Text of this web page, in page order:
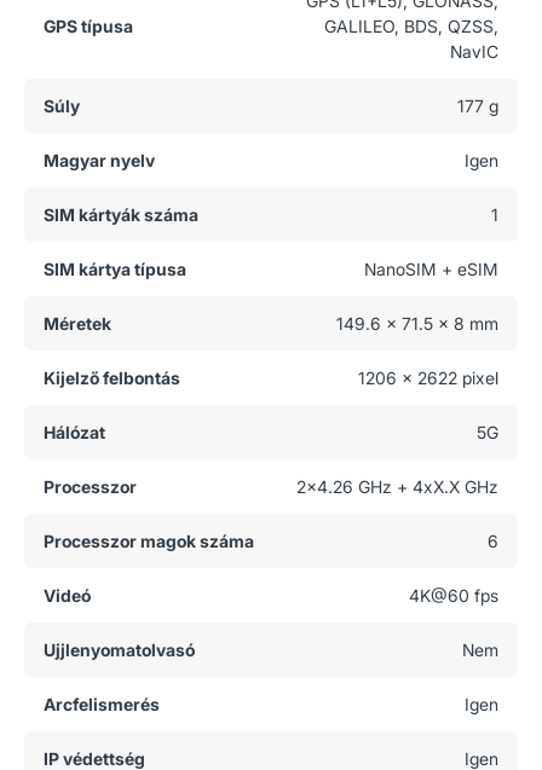
GPS típusa
GALILEO, BDS, QZSS,
NavIC
Súly 177 g
Magyar nyelv Igen
SIM kártyák száma 1
SIM kártya típusa NanoSIM + eSIM
Méretek 149.6 x 71.5 x 8 mm
Kijelző felbontás 1206 x 2622 pixel
Hálózat 5G
Processzor 2x4.26 GHz + 4xX.X GHz
Processzor magok száma 6
Videó 4K@60 fps
Ujjlenyomatolvasó Nem
Arcfelismerés Igen
IP védettség Igen